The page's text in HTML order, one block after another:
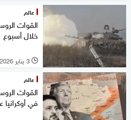
عالم
القوات
خلال أسبوع
l 3 يناير 2026
عالم
القوات
في أوكرانيا